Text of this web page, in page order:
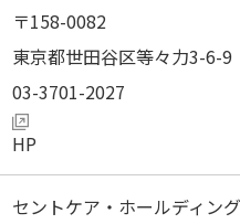
158-0082
東京都世田谷区等々力3-
03-3701-2027
セントケア・ホールディン